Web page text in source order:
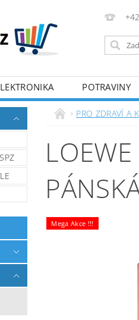
POTRAVINY
PODMÍNKY GDPR
REKLAMACE, ODSTOUPENÍ
PRO ZDRAVÍ A
Mega Akce !!!